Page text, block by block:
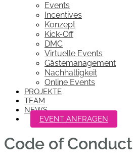
Events
Incentives
Konzept
Kick-Off
DMC
Virtuelle Events
Gästemanagement
Nachhaltigkeit
Online Events
PROJEKTE
TEAM
NEWS
EVENT ANFRAGEN
Code of Conduct